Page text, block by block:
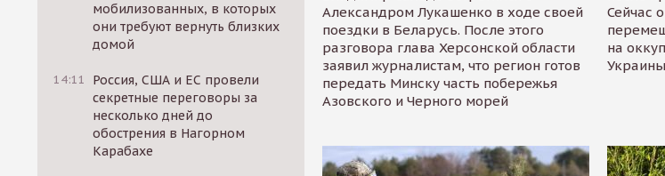
мобилизованных, в которых
они требуют вернуть близких
домой
14:11
Россия, США и ЕС провели
секретные переговоры за
несколько дней до
обострения в Нагорном
Карабахе
Александром Лукашенко в ходе своей
поездки в Беларусь. После этого
разговора глава Херсонской области
заявил журналистам, что регион готов
передать Минску часть побережья
Азовского и Черного морей
Сейчас
на
Украины